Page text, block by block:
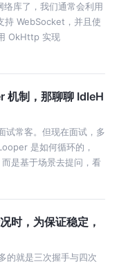
库了，我们通常会利用
持 WebSocket，并且使
OkHttp 实现
…
机制，那聊聊 IdleH
常客。但现在面试，多
是如何循环的，
是基于场景去提问，看
时，为保证稳定，
的就是三次握手与四次